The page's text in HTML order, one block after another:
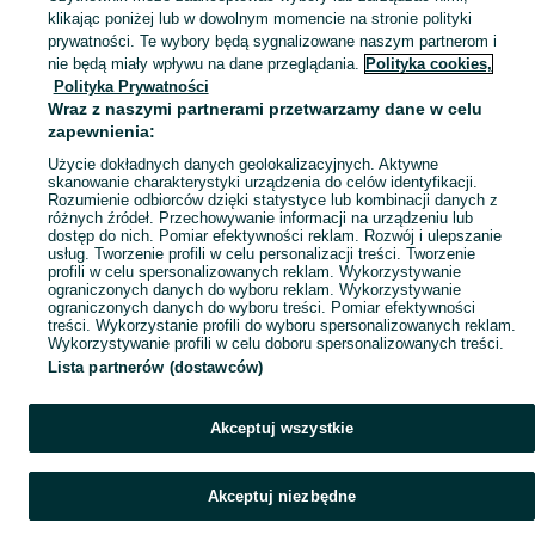
Mapa kategorii
Mapa miejscowości
Mapa ministron
Popularne wyszukiwania
klikając poniżej lub w dowolnym momencie na stronie polityki
prywatności. Te wybory będą sygnalizowane naszym partnerom i
nie będą miały wpływu na dane przeglądania. Polityka cookies,
Polityka Prywatności
Wraz z naszymi partnerami przetwarzamy dane w celu
zapewnienia:
Użycie dokładnych danych geolokalizacyjnych. Aktywne
skanowanie charakterystyki urządzenia do celów identyfikacji.
Rozumienie odbiorców dzięki statystyce lub kombinacji danych z
różnych źródeł. Przechowywanie informacji na urządzeniu lub
dostęp do nich. Pomiar efektywności reklam. Rozwój i ulepszanie
usług. Tworzenie profili w celu personalizacji treści. Tworzenie
profili w celu spersonalizowanych reklam. Wykorzystywanie
ograniczonych danych do wyboru reklam. Wykorzystywanie
ograniczonych danych do wyboru treści. Pomiar efektywności
treści. Wykorzystanie profili do wyboru spersonalizowanych reklam.
Wykorzystywanie profili w celu doboru spersonalizowanych treści.
Lista partnerów (dostawców)
Akceptuj wszystkie
Akceptuj niezbędne